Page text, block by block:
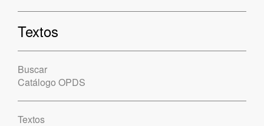
Textos
Buscar
Catálogo OPDS
Textos